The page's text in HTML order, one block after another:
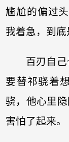
尴尬的偏过
我着急，到底
百刃自
要替祁骁着
骁，他心里
害怕了起来。